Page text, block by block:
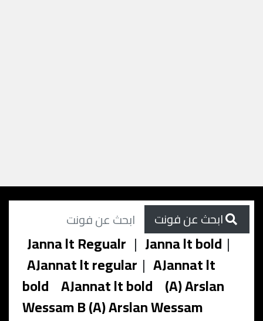
Janna lt Regualr | Janna lt bold |
AJannat lt regular | AJannat lt
bold AJannat lt bold (A) Arslan
Wessam B (A) Arslan Wessam